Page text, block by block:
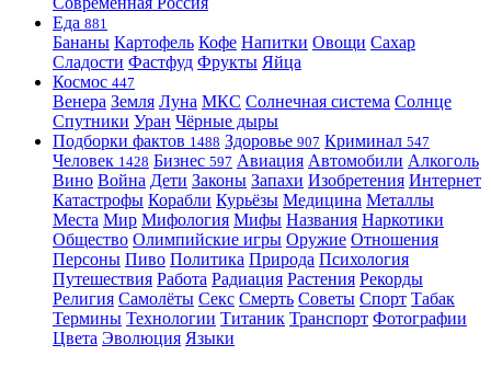
Еда 881
Бананы Картофель Кофе Напитки Овощи Сахар
Сладости Фастфуд Фрукты Яйца
Космос 447
Венера Земля Луна МКС Солнечная система Солнце
Спутники Уран Чёрные дыры
Подборки фактов 1488 Здоровье 907 Криминал 547
Человек 1428 Бизнес 597 Авиация Автомобили Алкоголь
Вино Война Дети Законы Запахи Изобретения Интернет
Катастрофы Корабли Курьёзы Медицина Металлы
Места Мир Мифология Мифы Названия Наркотики
Общество Олимпийские игры Оружие Отношения
Персоны Пиво Политика Природа Психология
Путешествия Работа Радиация Растения Рекорды
Религия Самолёты Секс Смерть Советы Спорт Табак
Термины Технологии Титаник Транспорт Фотографии
Цвета Эволюция Языки